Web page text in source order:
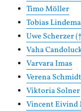
Timo Möller
Tobias
Uwe Scherzer
Vaha
Varvara Imas
Verena Schmidt
Viktoria Solner
Vincent Eivind